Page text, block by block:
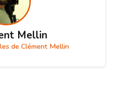
Mellin
de Clément Mellin